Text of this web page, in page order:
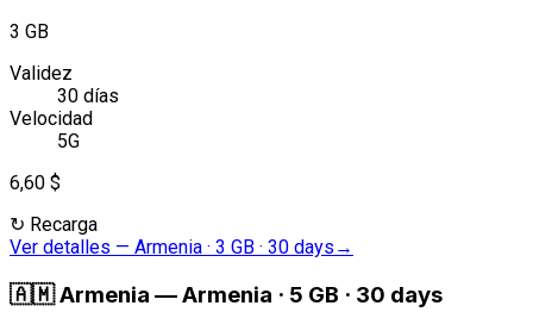
3 GB
Validez
30 días
Velocidad
5G
6,60 $
↻ Recarga
Ver detalles — Armenia · 3 GB · 30 days →
🇦🇲Armenia —Armenia · 5 GB · 30 days